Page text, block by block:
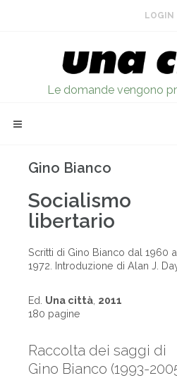
LOGIN
Le domande vengono
Gino Bianco
Socialismo
libertario
Scritti di Gino Bianco dal 1960
1972. Introduzione di Alan J.
Ed. Una città 2011
180 pagine
Raccolta dei saggi di
Gino Bianco (1993-